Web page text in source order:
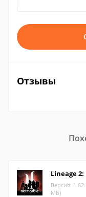
Отзывы
Lineage
Версия:
МБ)